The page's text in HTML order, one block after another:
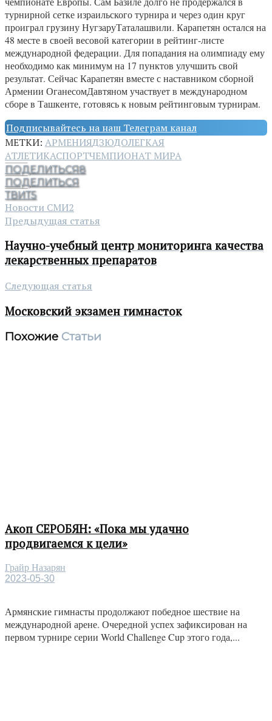
турнирной сетке израильского турнира и через один круг
проиграл грузину НугзаруТаталашвили. Карапетян остался на
48 месте в своей весовой категории в рейтинг-листе
международной федерации. Для попадания на олимпиаду ему
необходимо как минимум на 17 пунктов улучшить свой
результат. Сейчас Карапетян вместе с наставником сборной
Армении ОганесомДавтяном участвует в международном
сборе в Ташкенте, готовясь к новым рейтинговым турнирам.
Подписывайтесь на наш Телеграм канал
МЕТКИ: АРМЕНИЯДЗЮДОЛЕГКАЯ
АТЛЕТИКАСПОРТЧЕМПИОНАТ МИРА
ПОДЕЛИТЬСЯ8
ПОДЕЛИТЬСЯ
ТВИТ5
Новости СМИ2
Предыдущая статья
Научно-учебный центр мониторинга качества
лекарственных препаратов
Следующая статья
Московский экзамен гимнасток
Похожие Статьи
Акоп СЕРОБЯН: «Пока мы удачно
продвигаемся к цели»
Грайр Назарян
2023-05-30
Армянские гимнасты продолжают победное шествие на
международной арене. Очередной успех зафиксирован на
первом турнире серии World Challenge Cup этого года,...